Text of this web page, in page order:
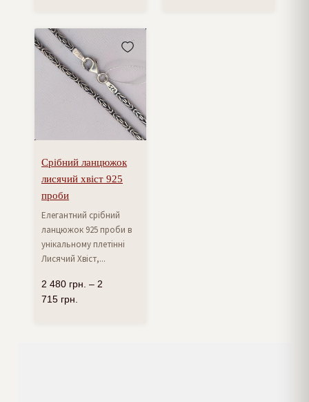
Срібний ланцюжок
лисячий хвіст 925
проби
Елегантний срібний
ланцюжок 925 проби в
унікальному плетінні
Лисячий Хвіст,...
2 480 грн. – 2
715 грн.